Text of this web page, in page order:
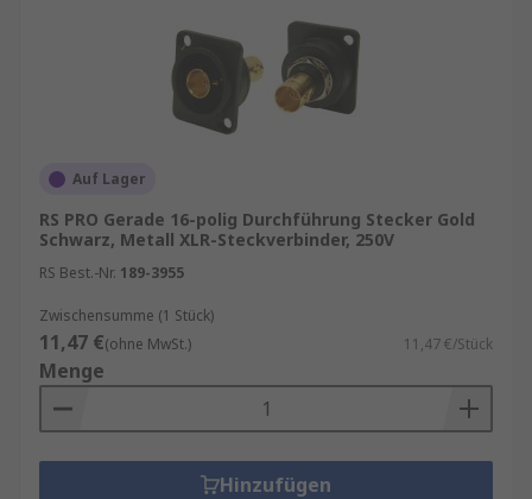
Auf Lager
RS PRO Gerade 16-polig Durchführung Stecker Gold
Schwarz, Metall XLR-Steckverbinder, 250V
RS Best.-Nr. 189-3955
Zwischensumme (1 Stück)
11,47 €(ohne MwSt.) 11,47 €/Stück
Menge
Hinzufügen